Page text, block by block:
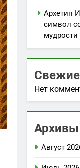
Архетип
символ
мудрости
Нет
Архивы
Август